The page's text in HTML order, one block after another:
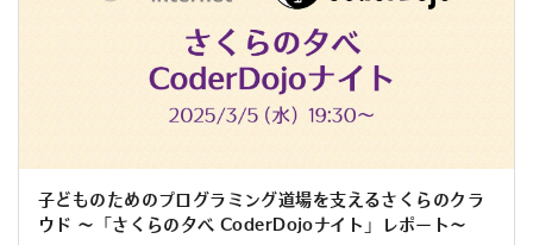
子どものためのプログラミング道場を支えるさくらのクラ
ウド 〜「さくらの夕べ CoderDojoナイト」レポート〜